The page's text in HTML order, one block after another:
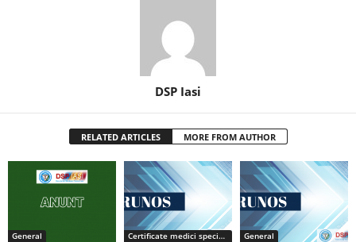
DSP Iasi
RELATED ARTICLES MORE FROM AUTHOR
General Certificate medici specialiști / primari General